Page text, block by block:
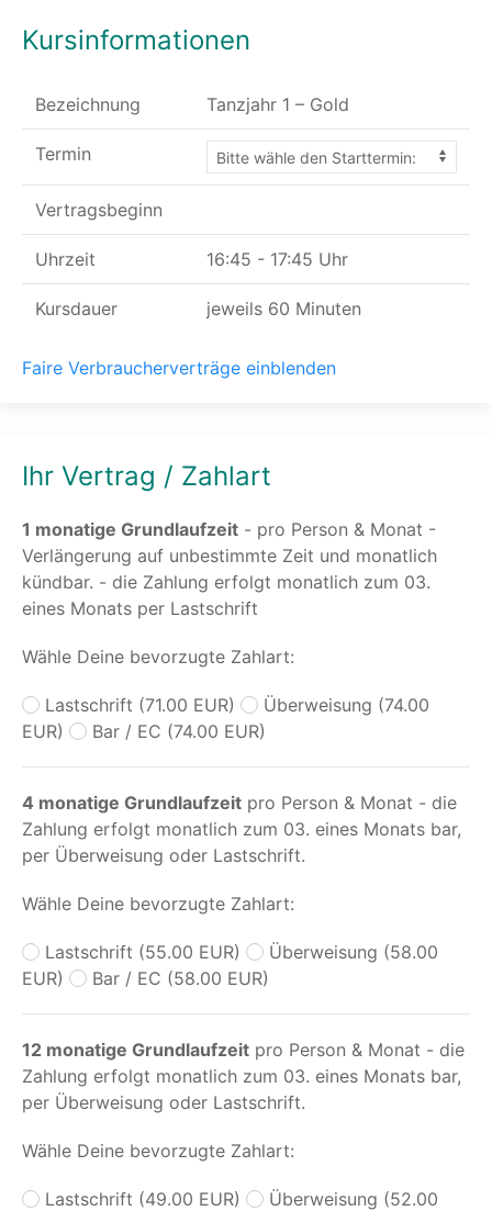
Kursinformationen
Bezeichnung Tanzjahr 1 – Gold
Termin
Vertragsbeginn
Uhrzeit 16:45 - 17:45 Uhr
Kursdauer jeweils 60 Minuten
Faire Verbraucherverträge einblenden
Ihr Vertrag / Zahlart
1 monatige Grundlaufzeit - pro Person & Monat -
Verlängerung auf unbestimmte Zeit und monatlich
kündbar. - die Zahlung erfolgt monatlich zum 03.
eines Monats per Lastschrift
Wähle Deine bevorzugte Zahlart:
Lastschrift (71.00 EUR)
Überweisung (74.00
EUR)
Bar / EC (74.00 EUR)
4 monatige Grundlaufzeit pro Person & Monat - die
Zahlung erfolgt monatlich zum 03. eines Monats bar,
per Überweisung oder Lastschrift.
Wähle Deine bevorzugte Zahlart:
Lastschrift (55.00 EUR)
Überweisung (58.00
EUR)
Bar / EC (58.00 EUR)
12 monatige Grundlaufzeit pro Person & Monat - die
Zahlung erfolgt monatlich zum 03. eines Monats bar,
per Überweisung oder Lastschrift.
Wähle Deine bevorzugte Zahlart:
Lastschrift (49.00 EUR)
Überweisung (52.00